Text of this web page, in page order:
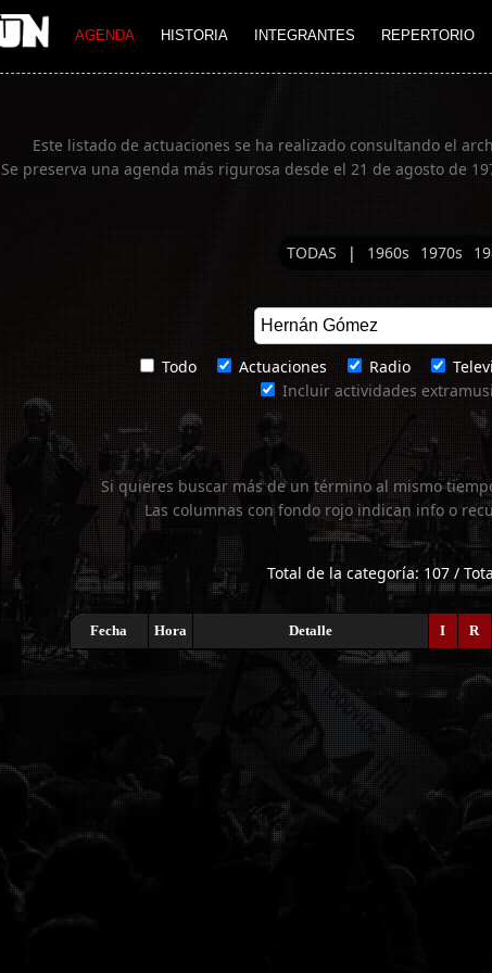
AGENDA HISTORIA INTEGRANTES REPERTORIO
Este listado de actuaciones se ha realizado consultando el
Se preserva una agenda más rigurosa desde el 21 de agosto de
TODAS | 1960s 1970s
Todo Actuaciones Radio
Incluir actividades
Si quieres buscar más de un término al mismo
Las columnas con fondo rojo indican info o
Total de la categoría: 107 /
Fecha Hora Detalle I R